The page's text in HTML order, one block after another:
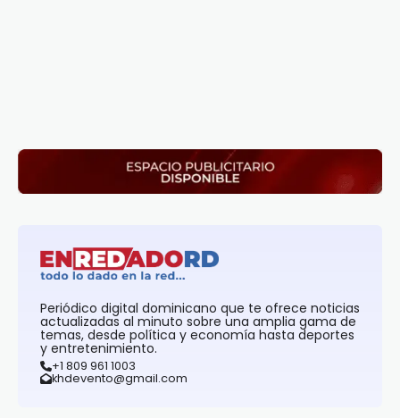
Periódico digital dominicano que te ofrece noticias
actualizadas al minuto sobre una amplia gama de
temas, desde política y economía hasta deportes
y entretenimiento.
+1 809 961 1003
khdevento@gmail.com